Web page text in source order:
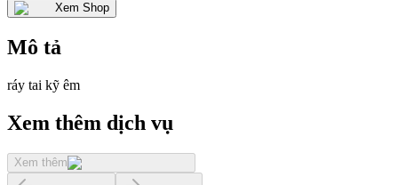
Xem Shop
Mô tả
ráy tai kỹ êm
Xem thêm dịch vụ
Xem thêm